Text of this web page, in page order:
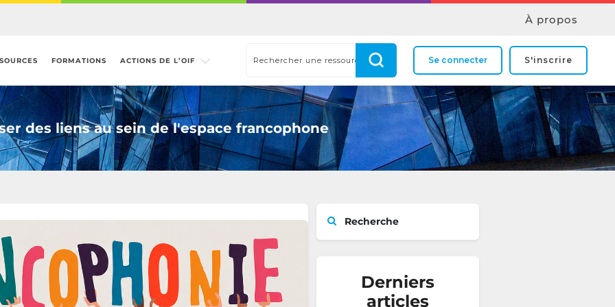
À propos
FORMATIONS ACTIONS DE L’OIF Se connecter S'inscrire
des liens au sein de l'espace francophone
Recherche
Derniers
articles